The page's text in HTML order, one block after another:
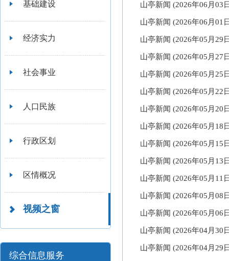
基础建设
经济实力
社会事业
人口民族
行政区划
区情概况
视频之窗
综合信息服务
山亭新闻 (2026年06月03
山亭新闻 (2026年06月01
山亭新闻 (2026年05月29
山亭新闻 (2026年05月27
山亭新闻 (2026年05月25
山亭新闻 (2026年05月22
山亭新闻 (2026年05月20
山亭新闻 (2026年05月18
山亭新闻 (2026年05月15
山亭新闻 (2026年05月13
山亭新闻 (2026年05月11
山亭新闻 (2026年05月08
山亭新闻 (2026年05月06
山亭新闻 (2026年04月30
山亭新闻 (2026年04月29